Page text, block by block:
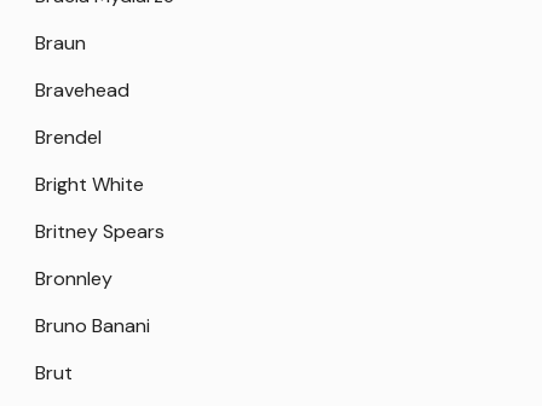
Braun
Bravehead
Brendel
Bright White
Britney Spears
Bronnley
Bruno Banani
Brut